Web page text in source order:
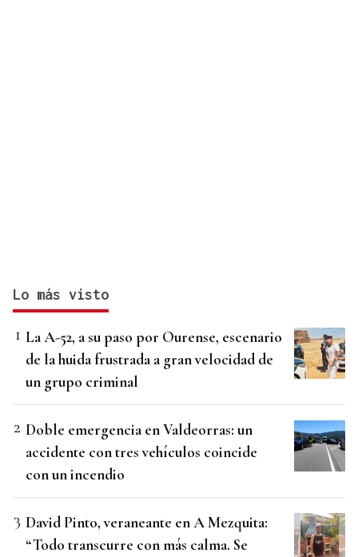
Lo más visto
La A-52, a su paso por Ourense, escenario
de la huida frustrada a gran velocidad de
un grupo criminal
Doble emergencia en Valdeorras: un
accidente con tres vehículos coincide
con un incendio
David Pinto, veraneante en A Mezquita:
“Todo transcurre con más calma. Se